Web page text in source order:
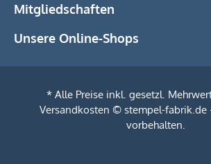
Mitgliedschaften
Unsere Online-Shops
* Alle Preise inkl. gesetzl.
Versandkosten © stempel-fabrik.de
vorbehalten.